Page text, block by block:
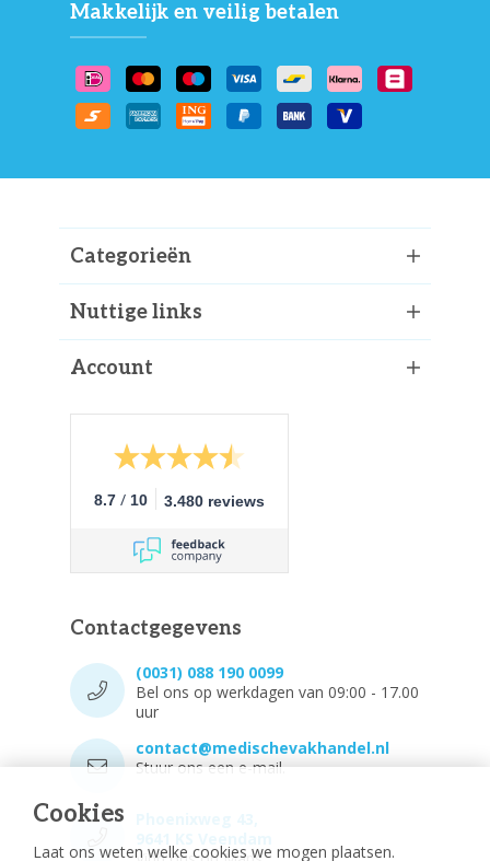
Cookies
Laat ons weten welke cookies we mogen plaatsen.
Makkelijk en veilig betalen
Categorieën
Nuttige links
Account
8.7 / 10 3.480 reviews
Contactgegevens
(0031) 088 190 0099
Bel ons op werkdagen van 09:00 - 17.00
uur
contact@medischevakhandel.nl
Stuur ons een e-mail.